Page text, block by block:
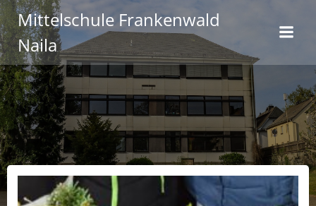
Inhalt
springen
Mittelschule Frankenwald
Naila